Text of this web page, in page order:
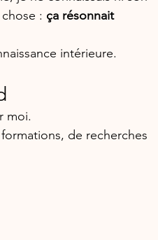
: ça résonnait
intérieure.
moi.
de recherches